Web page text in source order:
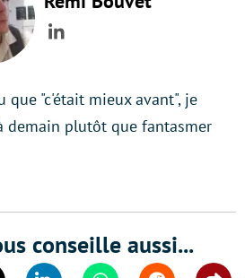
LinkedIn
que "c'était mieux avant", je
demain plutôt que fantasmer
conseille aussi...